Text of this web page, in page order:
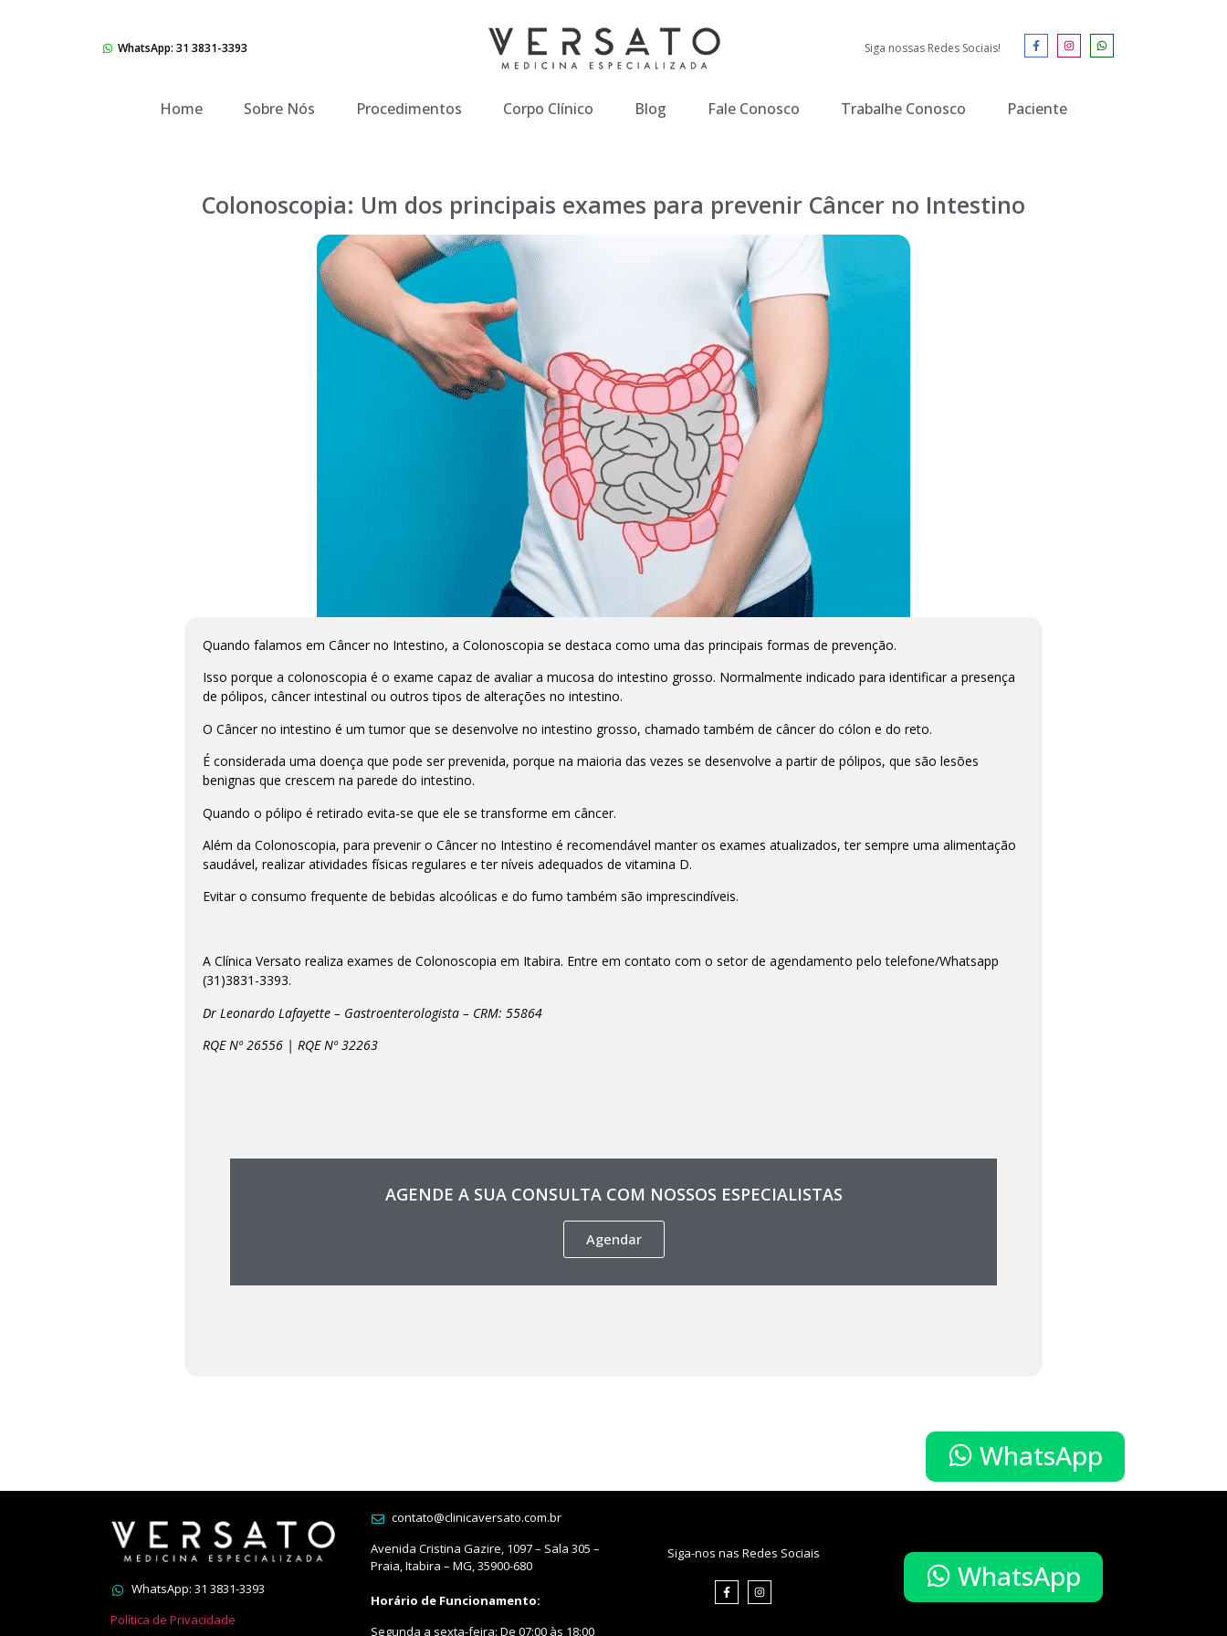
WhatsApp: 31 3831-3393 Siga nossas Redes Sociais!
Home Sobre Nós Procedimentos Corpo Clínico Blog Fale Conosco Trabalhe Conosco Paciente
Colonoscopia: Um dos principais exames para prevenir Câncer no Intestino
Quando falamos em Câncer no Intestino, a Colonoscopia se destaca como uma das principais formas de prevenção.
Isso porque a colonoscopia é o exame capaz de avaliar a mucosa do intestino grosso. Normalmente indicado para identificar a presença
de pólipos, câncer intestinal ou outros tipos de alterações no intestino.
O Câncer no intestino é um tumor que se desenvolve no intestino grosso, chamado também de câncer do cólon e do reto.
É considerada uma doença que pode ser prevenida, porque na maioria das vezes se desenvolve a partir de pólipos, que são lesões
benignas que crescem na parede do intestino.
Quando o pólipo é retirado evita-se que ele se transforme em câncer.
Além da Colonoscopia, para prevenir o Câncer no Intestino é recomendável manter os exames atualizados, ter sempre uma alimentação
saudável, realizar atividades físicas regulares e ter níveis adequados de vitamina D.
Evitar o consumo frequente de bebidas alcoólicas e do fumo também são imprescindíveis.
A Clínica Versato realiza exames de Colonoscopia em Itabira. Entre em contato com o setor de agendamento pelo telefone/Whatsapp
(31)3831-3393.
Dr Leonardo Lafayette – Gastroenterologista – CRM: 55864
RQE Nº 26556 | RQE Nº 32263
AGENDE A SUA CONSULTA COM NOSSOS ESPECIALISTAS
Agendar
WhatsApp
WhatsApp: 31 3831-3393
Política de Privacidade
contato@clinicaversato.com.br
Avenida Cristina Gazire, 1097 – Sala 305 –
Praia, Itabira – MG, 35900-680
Horário de Funcionamento:
Segunda a sexta-feira: De 07:00 às 18:00
Siga-nos nas Redes Sociais
WhatsApp